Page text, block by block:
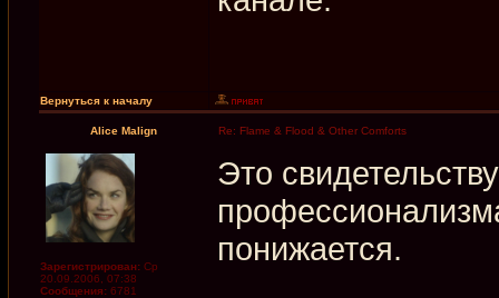
Вернуться к началу
Alice Malign Re: Flame & Flood & Other Comforts
Зарегистрирован: Ср
20.09.2006, 07:38
Сообщения: 6781
Это
понижается.